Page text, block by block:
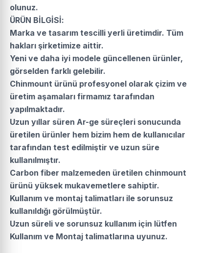
olunuz.
ÜRÜN BİLGİSİ:
Marka ve tasarım tescilli yerli üretimdir. Tüm
hakları şirketimize aittir.
Yeni ve daha iyi modele güncellenen ürünler,
görselden farklı gelebilir.
Chinmount ürünü profesyonel olarak çizim ve
üretim aşamaları firmamız tarafından
yapılmaktadır.
Uzun yıllar süren Ar-ge süreçleri sonucunda
üretilen ürünler hem bizim hem de kullanıcılar
tarafından test edilmiştir ve uzun süre
kullanılmıştır.
Carbon fiber malzemeden üretilen chinmount
ürünü yüksek mukavemetlere sahiptir.
Kullanım ve montaj talimatları ile sorunsuz
kullanıldığı görülmüştür.
Uzun süreli ve sorunsuz kullanım için lütfen
Kullanım ve Montaj talimatlarına uyunuz.